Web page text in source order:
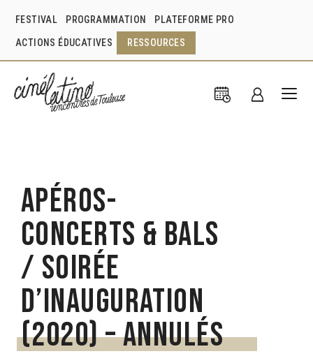
FESTIVAL PROGRAMMATION PLATEFORME PRO
ACTIONS ÉDUCATIVES RESSOURCES
Apéros-
Concerts & Bals
/ Soirée
d’inauguration
(2020) – Annulés